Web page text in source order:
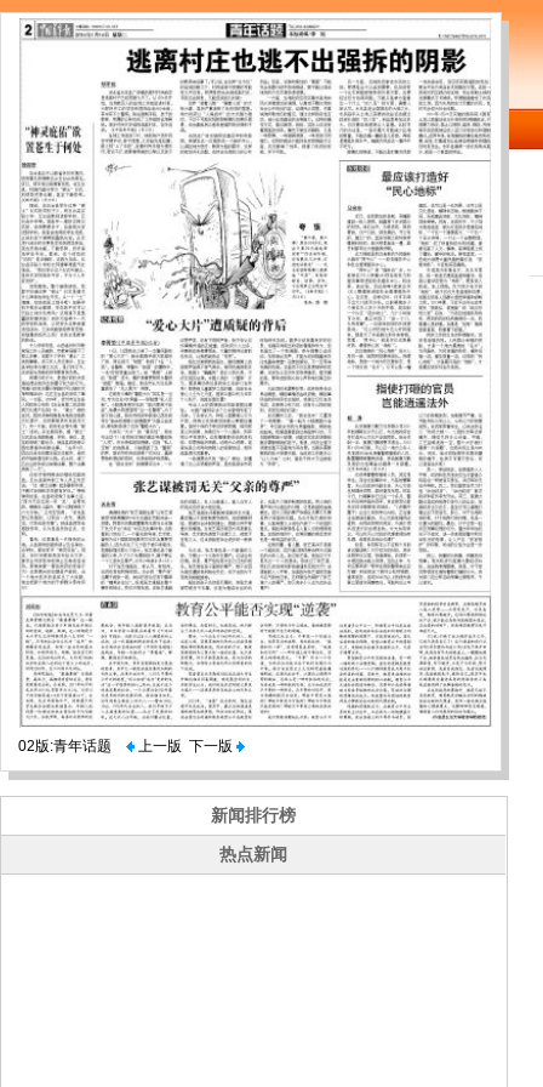
02版:青年话题 上一版 下一版
新闻排行榜
热点新闻